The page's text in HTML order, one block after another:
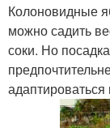
Колоновидные
можно садить
соки. Но